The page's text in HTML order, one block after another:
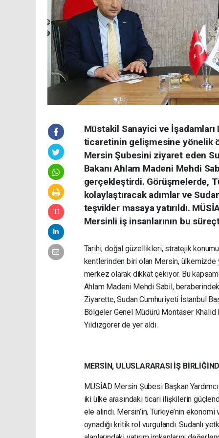
Müstakil Sanayici ve
ticaretinin gelişmesine yönelik
Mersin Şubesini ziyaret eden
Bakanı Ahlam Madeni Mehdi
gerçekleştirdi. Görüşmelerde,
kolaylaştıracak adımlar ve
teşvikler masaya yatırıldı.
Mersinli iş insanlarının bu
Tarihi, doğal güzellikleri, stratejik
kentlerinden biri olan Mersin, ülkemizde
merkez olarak dikkat çekiyor. Bu
Ahlam Madeni Mehdi Sabil,
Ziyarette, Sudan Cumhuriyeti İstanbul
Bölgeler Genel Müdürü Montaser Khalid
Yıldızgörer de yer aldı.
MERSİN, ULUSLARARASI İŞ
MÜSİAD Mersin Şubesi Başkan
iki ülke arasındaki ticari ilişkilerin
ele alındı. Mersin’in, Türkiye’nin
oynadığı kritik rol vurgulandı. Sudanlı